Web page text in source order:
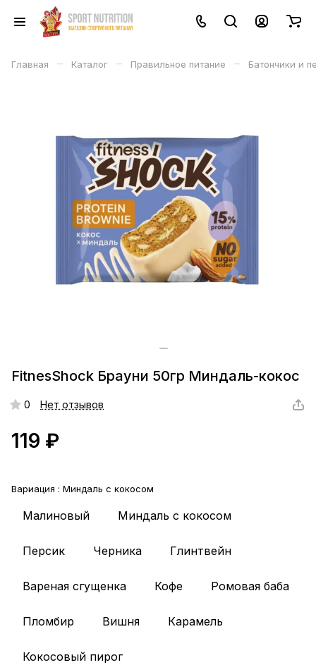
Главная – Каталог – Правильное питание – Батончики и
FitnesShock Брауни 50гр Миндаль-кокос
0 Нет отзывов
119 ₽
Вариация : Миндаль с кокосом
Малиновый Миндаль с кокосом
Персик Черника Глинтвейн
Вареная сгущенка Кофе Ромовая баба
Пломбир Вишня Карамель
Кокосовый пирог